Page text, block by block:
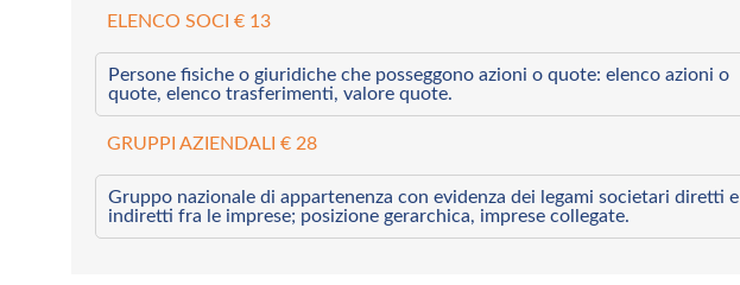
ELENCO SOCI € 13
Persone fisiche o giuridiche che posseggono azioni o quote: elenco azioni o
quote, elenco trasferimenti, valore quote.
GRUPPI AZIENDALI € 28
Gruppo nazionale di appartenenza con evidenza dei legami societari diretti e
indiretti fra le imprese; posizione gerarchica, imprese collegate.